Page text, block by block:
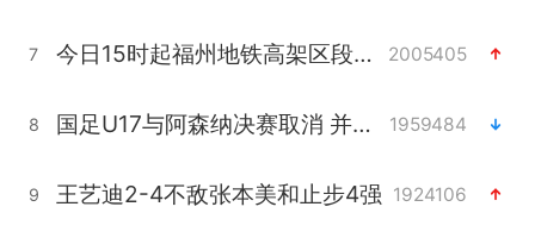
7 今日15时起福州地铁高架区段停运 2005405
8 国足U17与阿森纳决赛取消 并列冠军 1959484
9 王艺迪2-4不敌张本美和止步4强 1924106